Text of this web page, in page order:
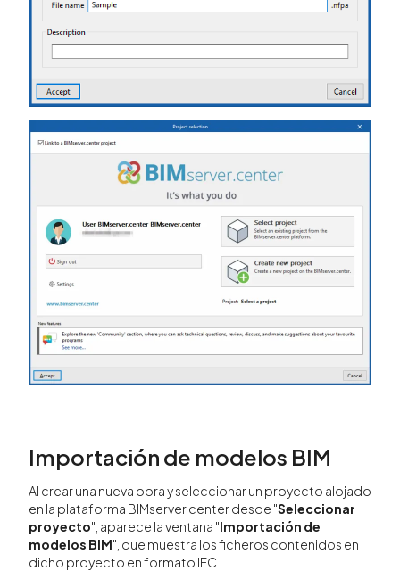
Importación de modelos BIM
Al crear una nueva obra y seleccionar un proyecto alojado
en la plataforma BIMserver.center desde "Seleccionar
proyecto", aparece la ventana "Importación de
modelos BIM", que muestra los ficheros contenidos en
dicho proyecto en formato IFC.